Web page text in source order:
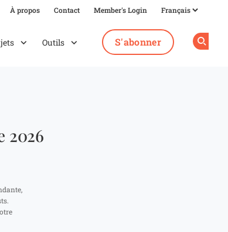
À propos Contact Member's Login
Outils S'abonner
2026